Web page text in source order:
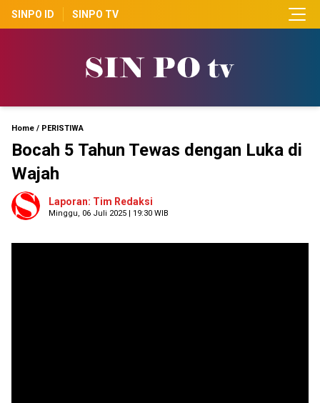
SINPO ID SINPO TV
Home / PERISTIWA
Bocah 5 Tahun Tewas dengan Luka di
Wajah
Laporan: Tim Redaksi
Minggu, 06 Juli 2025 | 19:30 WIB